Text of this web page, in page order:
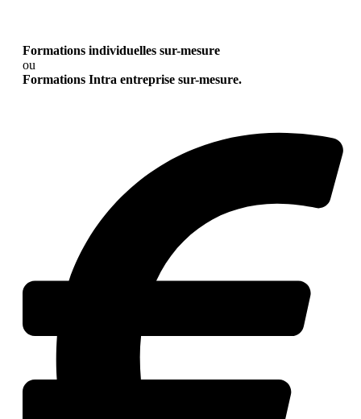
Formations individuelles sur-mesure
ou
Formations Intra entreprise sur-mesure.